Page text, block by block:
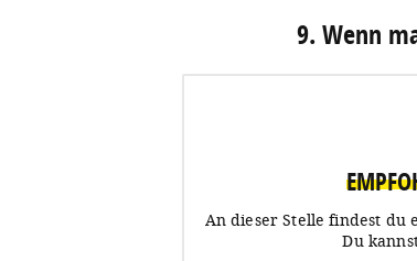
9. Wenn
An dieser Stelle findest
Du